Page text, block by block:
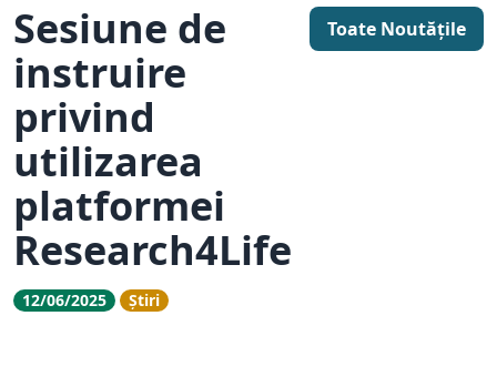
Sesiune de
instruire
privind
utilizarea
platformei
Research4Life
Toate Noutățile
12/06/2025 Știri